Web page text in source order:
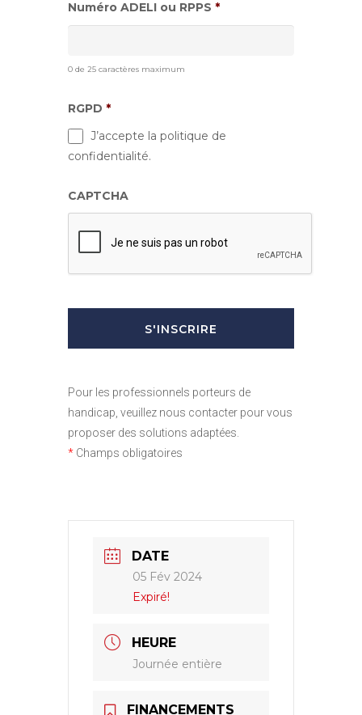
Numéro ADELI ou RPPS *
0 de 25 caractères maximum
RGPD *
J’accepte la politique de
confidentialité.
CAPTCHA
Pour les professionnels porteurs de
handicap, veuillez nous contacter pour vous
proposer des solutions adaptées.
* Champs obligatoires
DATE
05 Fév 2024
Expiré!
HEURE
Journée entière
FINANCEMENTS